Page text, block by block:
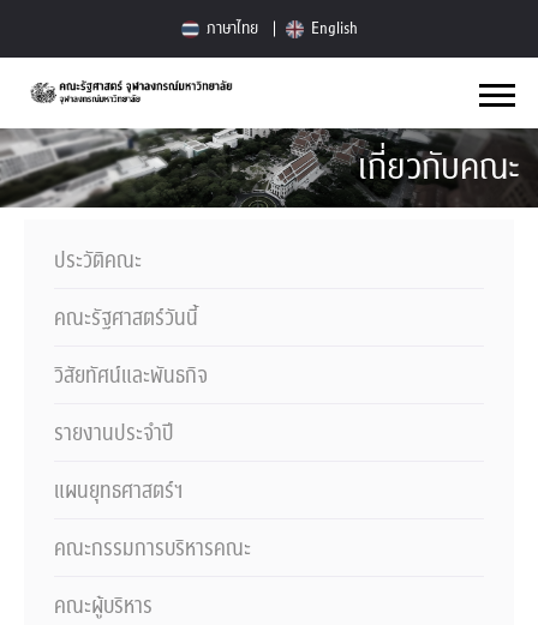
ภาษาไทย English
เกี่ยวกับคณะ
ประวัติคณะ
คณะรัฐศาสตร์วันนี้
วิสัยทัศน์และพันธกิจ
รายงานประจำปี
แผนยุทธศาสตร์ฯ
คณะกรรมการบริหารคณะ
คณะผู้บริหาร